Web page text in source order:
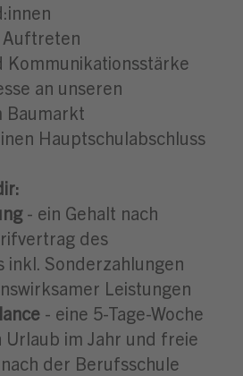
Auftreten
Kommunikationsstärke
an unseren
Baumarkt
Hauptschulabschluss
- ein Gehalt nach
des
inkl. Sonderzahlungen
Leistungen
- eine 5-Tage-Woche
Urlaub im Jahr und freie
der Berufsschule